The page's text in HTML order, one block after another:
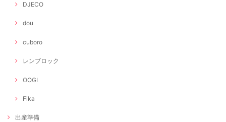
DJECO
dou
cuboro
レンブロック
OOGI
Fika
出産準備